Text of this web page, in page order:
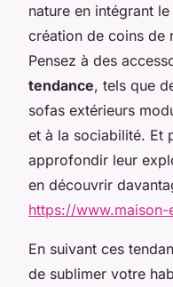
nature en intégrant le
création de coins de
Pensez à des
tendance, tels que
sofas extérieurs
et à la sociabilité. Et
approfondir leur
en découvrir
https://
En suivant ces
de sublimer votre